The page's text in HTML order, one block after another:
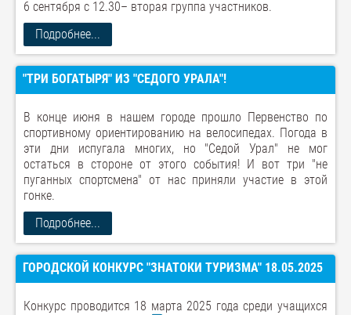
6 сентября с 12.30– вторая группа участников.
Подробнее...
"ТРИ БОГАТЫРЯ" ИЗ "СЕДОГО УРАЛА"!
В конце июня в нашем городе прошло Первенство по
спортивному ориентированию на велосипедах. Погода в
эти дни испугала многих, но "Седой Урал" не мог
остаться в стороне от этого события! И вот три "не
пуганных спортсмена" от нас приняли участие в этой
гонке.
Подробнее...
ГОРОДСКОЙ КОНКУРС "ЗНАТОКИ ТУРИЗМА" 18.05.2025
Конкурс проводится 18 марта 2025 года среди учащихся